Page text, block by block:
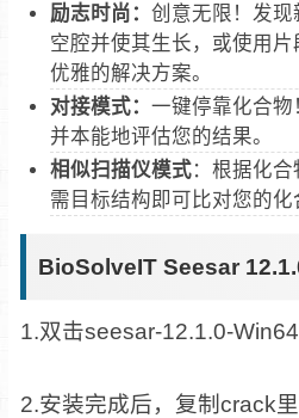
励志时尚： 创意无限！发现
空腔并使其生长，或使用
优雅的解决方案。
对接模式： 一键停靠化合物
并本能地评估您的结果。
相似扫描仪模式：根据化合
需目标结构即可比对您的化
BioSolveIT Seesar
1.双击seesar-12.1.0-
2.安装完成后，复制crack